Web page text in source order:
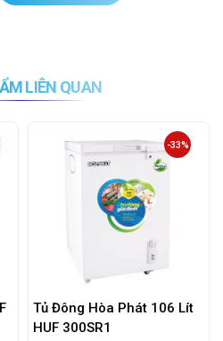
LIÊN QUAN
Đông Hòa Phát 106 Lít
300SR1
-33%
Tủ